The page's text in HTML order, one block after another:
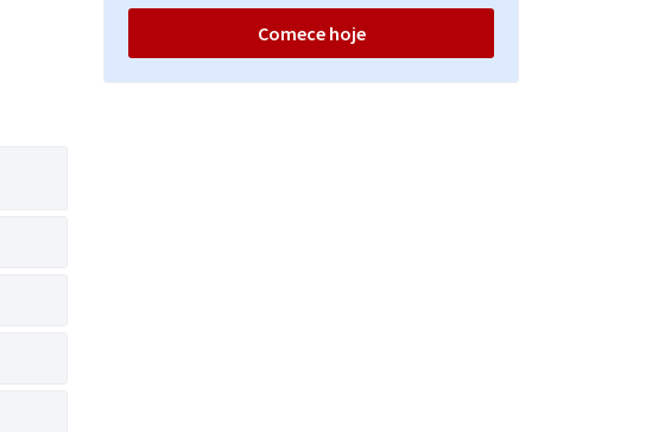
Comece hoje